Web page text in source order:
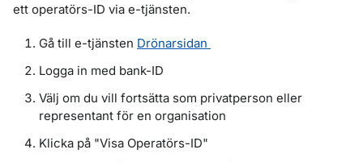
ett operatörs-ID via e-tjänsten.
Gå till e-tjänsten Drönarsidan
Logga in med bank-ID
Välj om du vill fortsätta som privatperson eller
representant för en organisation
Klicka på "Visa Operatörs-ID"